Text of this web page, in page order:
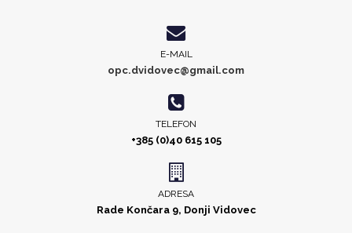
E-MAIL
opc.dvidovec@gmail.com
TELEFON
+385 (0)40 615 105
ADRESA
Rade Končara 9, Donji Vidovec